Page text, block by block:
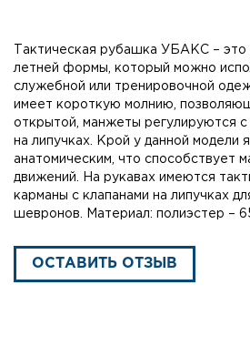
Тактическая рубашка УБАКС – это
летней формы, который можно
служебной или тренировочной
имеет короткую молнию,
открытой, манжеты регулируются
на липучках. Крой у данной модели
анатомическим, что способствует
движений. На рукавах имеются
карманы с клапанами на липучках
шевронов. Материал: полиэстер –
ОСТАВИТЬ ОТЗЫВ